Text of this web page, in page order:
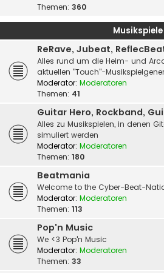
Themen: 360
Musikspiele
ReRave, Jubeat,
Alles rund um die Heim- und
aktuellen "Touch"-
Moderator: Moderatoren
Themen: 41
Guitar Hero, Rockband,
Alles zu Musikspielen, in denen
simuliert werden
Moderator: Moderatoren
Themen: 180
Beatmania
Welcome to the Cyber-Beat-
Moderator: Moderatoren
Themen: 113
Pop'n Music
We <3 Pop'n Music
Moderator: Moderatoren
Themen: 33